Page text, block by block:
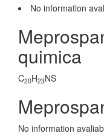
No information
quimica
C20H23NS
No information